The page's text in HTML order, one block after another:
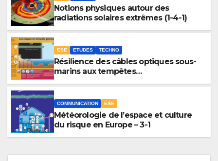
Notions physiques autour des
radiations solaires extrêmes (1-4-1)
ESE ETUDES TECHNO
Résilience des câbles optiques sous-
marins aux tempêtes
COMMUNICATION ESE
Météorologie de l’espace et culture
du risque en Europe – 3-1